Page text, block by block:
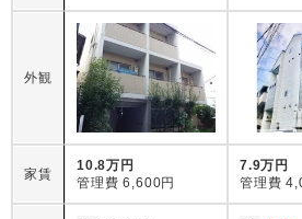
外観
家賃
10.8万円
管理費 6,600円
7.9万円
管理費